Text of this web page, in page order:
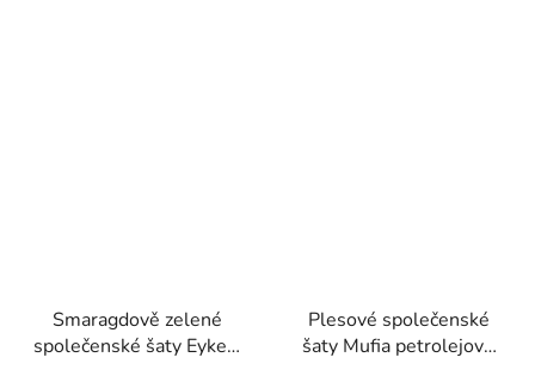
Smaragdově zelené
společenské šaty Eyke s
Plesové společenské
šaty Mufia petrolejově